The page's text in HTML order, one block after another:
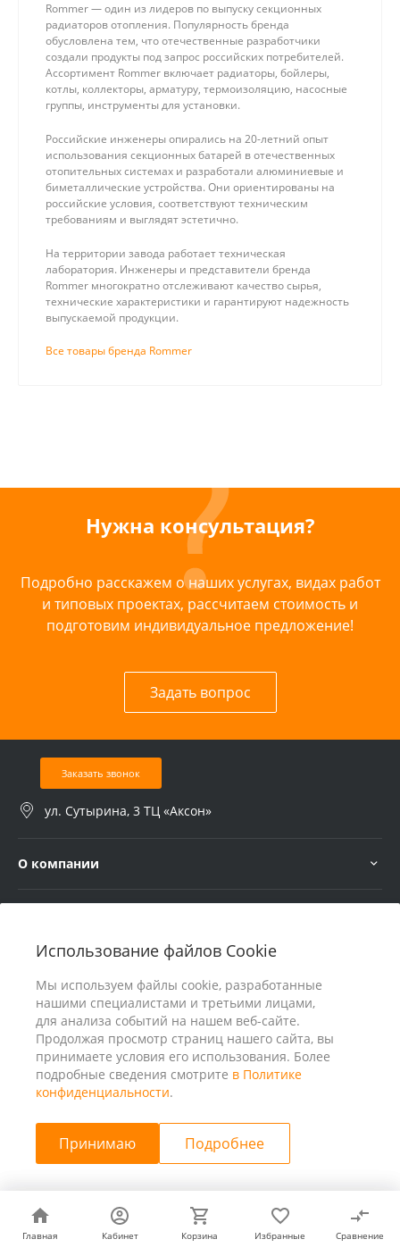
Использование файлов Cookie
Мы используем файлы cookie, разработанные
нашими специалистами и третьими лицами,
для анализа событий на нашем веб-сайте.
Продолжая просмотр страниц нашего сайта, вы
принимаете условия его использования. Более
подробные сведения смотрите в Политике
конфиденциальности.
Принимаю Подробнее
Главная Кабинет Корзина Избранные Сравнение
Главная Кабинет Корзина Избранные Сравнение
Rommer — один из лидеров по выпуску секционных
радиаторов отопления. Популярность бренда
обусловлена тем, что отечественные разработчики
создали продукты под запрос российских потребителей.
Ассортимент Rommer включает радиаторы, бойлеры,
котлы, коллекторы, арматуру, термоизоляцию, насосные
группы, инструменты для установки.
Российские инженеры опирались на 20-летний опыт
использования секционных батарей в отечественных
отопительных системах и разработали алюминиевые и
биметаллические устройства. Они ориентированы на
российские условия, соответствуют техническим
требованиям и выглядят эстетично.
На территории завода работает техническая
лаборатория. Инженеры и представители бренда
Rommer многократно отслеживают качество сырья,
технические характеристики и гарантируют надежность
выпускаемой продукции.
Все товары бренда Rommer
Нужна консультация?
Подробно расскажем о наших услугах, видах работ
и типовых проектах, рассчитаем стоимость и
подготовим индивидуальное предложение!
Задать вопрос
Заказать звонок
ул. Сутырина, 3 ТЦ «Аксон»
О компании
© 2026 ООО «25 Киловатт» ИНН 4401188290, Все права
защищены